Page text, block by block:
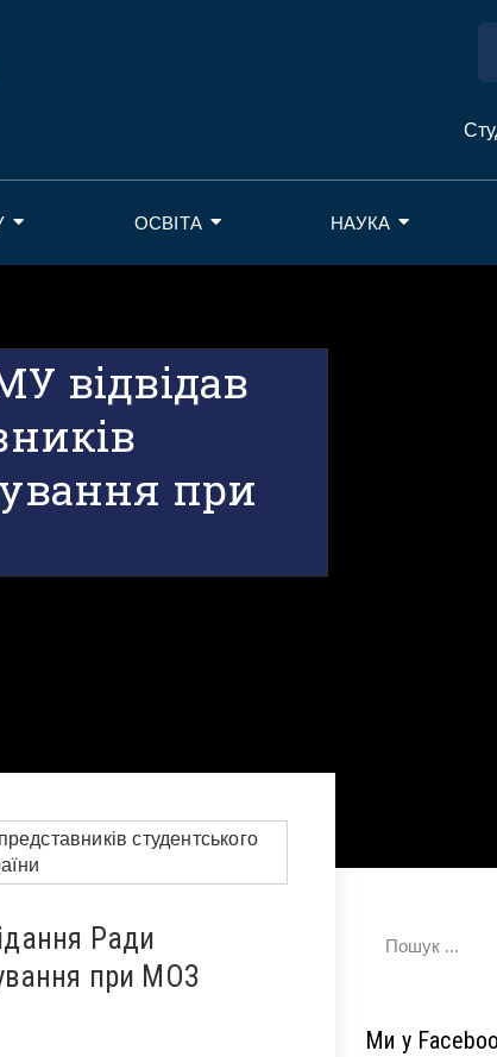
ОСВІТА НАУКА
відвідав
при
Ради
при МОЗ
Ми у